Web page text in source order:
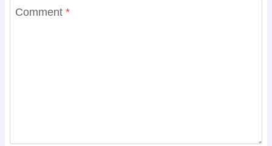
Comment *